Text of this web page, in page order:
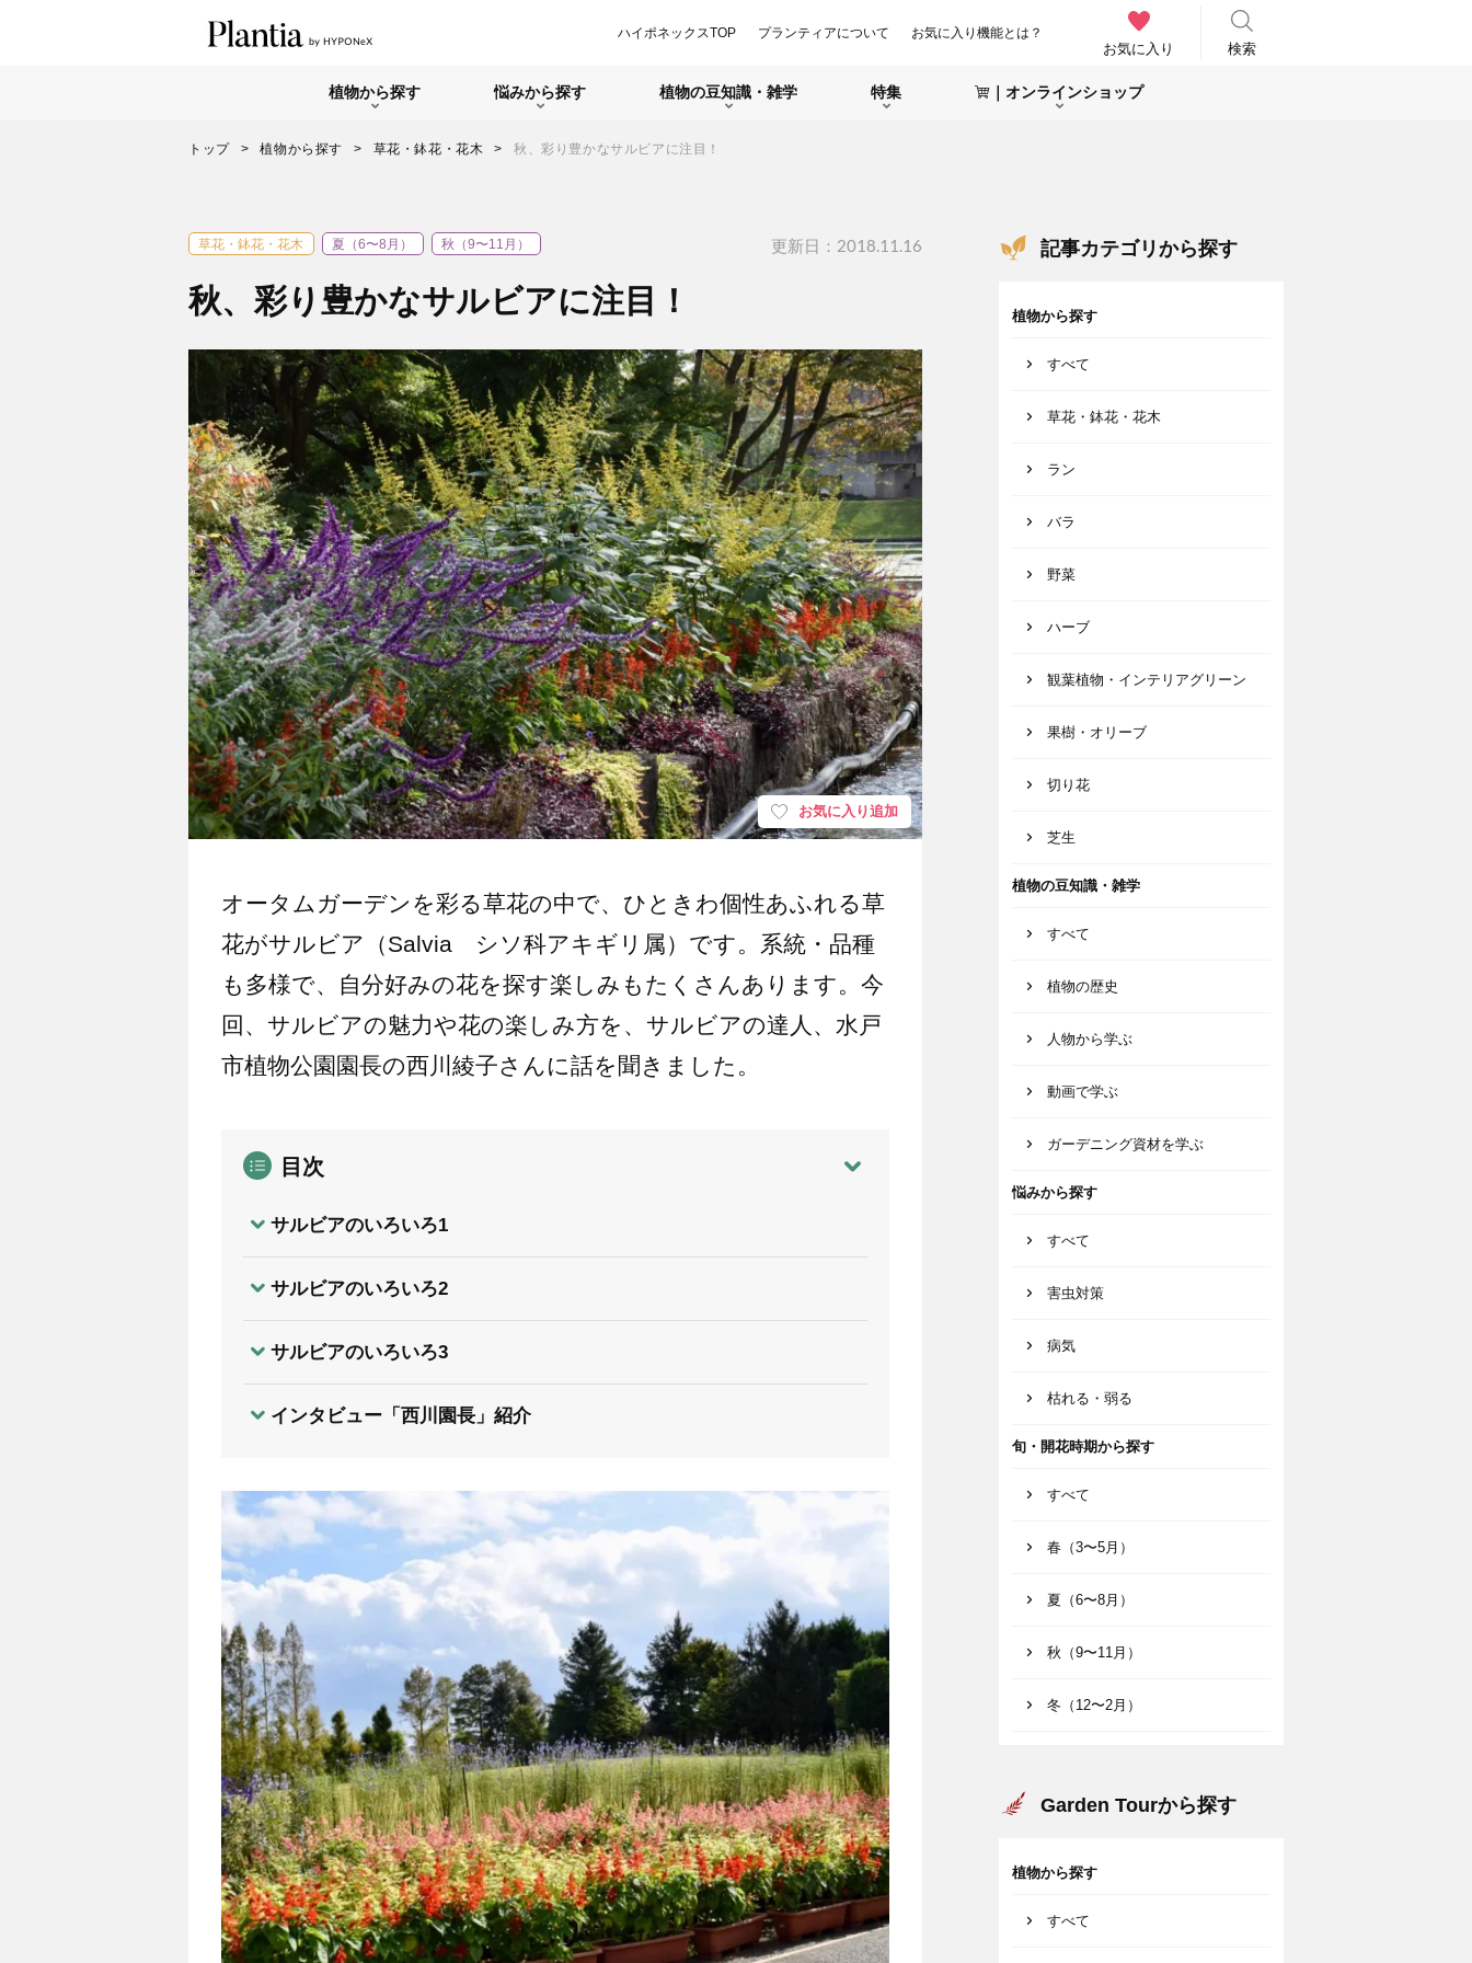
ハイポネックスTOP プランティアについて お気に入り機能とは？
お気に入り 検索
植物から探す 悩みから探す 植物の豆知識・雑学 特集 ｜オンラインショップ
トップ 植物から探す 草花・鉢花・花木 秋、彩り豊かなサルビアに注目！
更新日：2018.11.16
草花・鉢花・花木 夏（6〜8月） 秋（9〜11月）
秋、彩り豊かなサルビアに注目！
お気に入り追加
オータムガーデンを彩る草花の中で、ひときわ個性あふれる草
花がサルビア（Salvia シソ科アキギリ属）です。系統・品種
も多様で、自分好みの花を探す楽しみもたくさんあります。今
回、サルビアの魅力や花の楽しみ方を、サルビアの達人、水戸
市植物公園園長の西川綾子さんに話を聞きました。
目次
サルビアのいろいろ1
サルビアのいろいろ2
サルビアのいろいろ3
インタビュー「西川園長」紹介
記事カテゴリから探す
植物から探す
すべて
草花・鉢花・花木
ラン
バラ
野菜
ハーブ
観葉植物・インテリアグリーン
果樹・オリーブ
切り花
芝生
植物の豆知識・雑学
すべて
植物の歴史
人物から学ぶ
動画で学ぶ
ガーデニング資材を学ぶ
悩みから探す
すべて
害虫対策
病気
枯れる・弱る
旬・開花時期から探す
すべて
春（3〜5月）
夏（6〜8月）
秋（9〜11月）
冬（12〜2月）
Garden Tourから探す
植物から探す
すべて